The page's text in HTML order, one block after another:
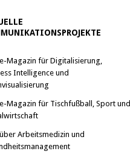
Magazin für Digitalisierung,
Intelligence und
Magazin für Tischfußball, Sport und
Arbeitsmedizin und